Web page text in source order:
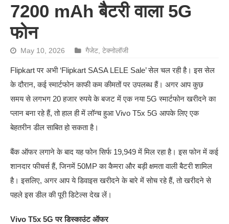
7200 mAh बैटरी वाला 5G
फोन
May 10, 2026 गैजेट ,टेक्नोलॉजी
Flipkart पर अभी ‘Flipkart SASA LELE Sale’ सेल चल रही है। इस सेल
के दौरान, कई स्मार्टफोन काफी कम कीमतों पर उपलब्ध हैं। अगर आप कुछ
समय से लगभग 20 हजार रुपये के बजट में एक नया 5G स्मार्टफोन खरीदने का
प्लान बना रहे हैं, तो हाल ही में लॉन्च हुआ Vivo T5x 5G आपके लिए एक
बेहतरीन डील साबित हो सकता है।
बैंक ऑफर लगाने के बाद यह फोन सिर्फ 19,949 में मिल रहा है। इस फोन में कई
शानदार फीचर्स हैं, जिनमें 50MP का कैमरा और बड़ी क्षमता वाली बैटरी शामिल
है। इसलिए, अगर आप ये डिवाइस खरीदने के बारे में सोच रहे हैं, तो खरीदने से
पहले इस डील की पूरी डिटेल्स देख लें।
Vivo T5x 5G पर डिस्काउंट ऑफर